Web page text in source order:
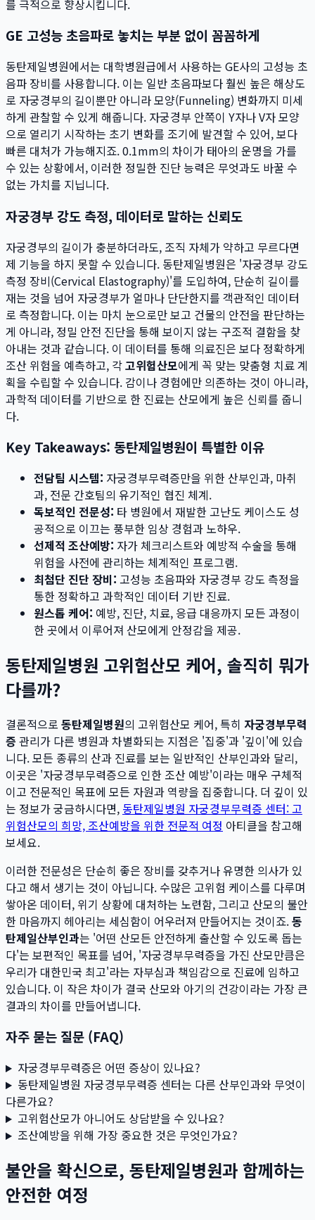
를 극적으로 향상시킵니다.
GE 고성능 초음파로 놓치는 부분 없이 꼼꼼하게
동탄제일병원에서는 대학병원급에서 사용하는 GE사의 고성능 초
음파 장비를 사용합니다. 이는 일반 초음파보다 훨씬 높은 해상도
로 자궁경부의 길이뿐만 아니라 모양(Funneling) 변화까지 미세
하게 관찰할 수 있게 해줍니다. 자궁경부 안쪽이 Y자나 V자 모양
으로 열리기 시작하는 초기 변화를 조기에 발견할 수 있어, 보다
빠른 대처가 가능해지죠. 0.1mm의 차이가 태아의 운명을 가를
수 있는 상황에서, 이러한 정밀한 진단 능력은 무엇과도 바꿀 수
없는 가치를 지닙니다.
자궁경부 강도 측정, 데이터로 말하는 신뢰도
자궁경부의 길이가 충분하더라도, 조직 자체가 약하고 무르다면
제 기능을 하지 못할 수 있습니다. 동탄제일병원은 '자궁경부 강도
측정 장비(Cervical Elastography)'를 도입하여, 단순히 길이를
재는 것을 넘어 자궁경부가 얼마나 단단한지를 객관적인 데이터
로 측정합니다. 이는 마치 눈으로만 보고 건물의 안전을 판단하는
게 아니라, 정밀 안전 진단을 통해 보이지 않는 구조적 결함을 찾
아내는 것과 같습니다. 이 데이터를 통해 의료진은 보다 정확하게
조산 위험을 예측하고, 각고위험산모에게 꼭 맞는 맞춤형 치료 계
획을 수립할 수 있습니다. 감이나 경험에만 의존하는 것이 아니라,
과학적 데이터를 기반으로 한 진료는 산모에게 높은 신뢰를 줍니
다.
Key Takeaways: 동탄제일병원이 특별한 이유
전담팀 시스템: 자궁경부무력증만을 위한 산부인과, 마취
과, 전문 간호팀의 유기적인 협진 체계.
독보적인 전문성: 타 병원에서 재발한 고난도 케이스도 성
공적으로 이끄는 풍부한 임상 경험과 노하우.
선제적 조산예방: 자가 체크리스트와 예방적 수술을 통해
위험을 사전에 관리하는 체계적인 프로그램.
최첨단 진단 장비: 고성능 초음파와 자궁경부 강도 측정을
통한 정확하고 과학적인 데이터 기반 진료.
원스톱 케어: 예방, 진단, 치료, 응급 대응까지 모든 과정이
한 곳에서 이루어져 산모에게 안정감을 제공.
동탄제일병원 고위험산모 케어, 솔직히 뭐가
다를까?
결론적으로 동탄제일병원의 고위험산모 케어, 특히 자궁경부무력
증 관리가 다른 병원과 차별화되는 지점은 '집중'과 '깊이'에 있습
니다. 모든 종류의 산과 진료를 보는 일반적인 산부인과와 달리,
이곳은 '자궁경부무력증으로 인한 조산 예방'이라는 매우 구체적
이고 전문적인 목표에 모든 자원과 역량을 집중합니다. 더 깊이 있
는 정보가 궁금하시다면, 동탄제일병원 자궁경부무력증 센터: 고
위험산모의 희망, 조산예방을 위한 전문적 여정 아티클을 참고해
보세요.
이러한 전문성은 단순히 좋은 장비를 갖추거나 유명한 의사가 있
다고 해서 생기는 것이 아닙니다. 수많은 고위험 케이스를 다루며
쌓아온 데이터, 위기 상황에 대처하는 노련함, 그리고 산모의 불안
한 마음까지 헤아리는 세심함이 어우러져 만들어지는 것이죠.동
탄제일산부인과는 '어떤 산모든 안전하게 출산할 수 있도록 돕는
다'는 보편적인 목표를 넘어, '자궁경부무력증을 가진 산모만큼은
우리가 대한민국 최고'라는 자부심과 책임감으로 진료에 임하고
있습니다. 이 작은 차이가 결국 산모와 아기의 건강이라는 가장 큰
결과의 차이를 만들어냅니다.
자주 묻는 질문 (FAQ)
자궁경부무력증은 어떤 증상이 있나요?
동탄제일병원 자궁경부무력증 센터는 다른 산부인과와 무엇이
다른가요?
고위험산모가 아니어도 상담받을 수 있나요?
조산예방을 위해 가장 중요한 것은 무엇인가요?
불안을 확신으로, 동탄제일병원과 함께하는
안전한 여정